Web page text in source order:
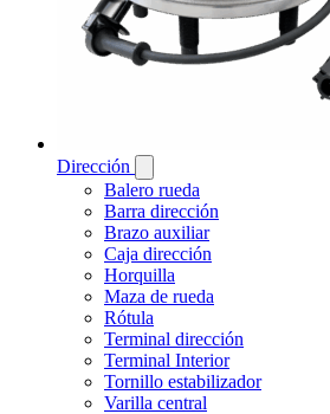
Dirección
Balero rueda
Barra dirección
Brazo auxiliar
Caja dirección
Horquilla
Maza de rueda
Rótula
Terminal dirección
Terminal Interior
Tornillo estabilizador
Varilla central